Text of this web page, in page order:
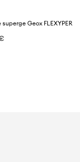
Geox FLEXYPER